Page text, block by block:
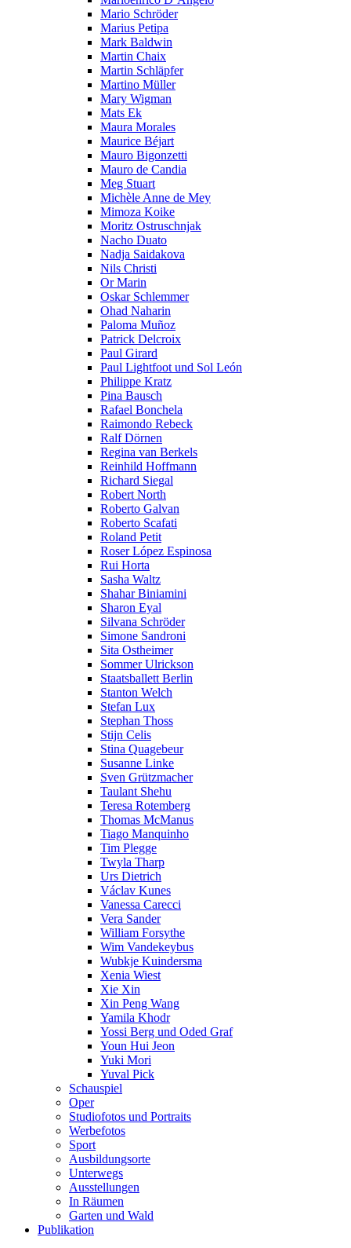
Mario Schröder
Marius Petipa
Mark Baldwin
Martin Chaix
Martin Schläpfer
Martino Müller
Mary Wigman
Mats Ek
Maura Morales
Maurice Béjart
Mauro Bigonzetti
Mauro de Candia
Meg Stuart
Michèle Anne de Mey
Mimoza Koike
Moritz Ostruschnjak
Nacho Duato
Nadja Saidakova
Nils Christi
Or Marin
Oskar Schlemmer
Ohad Naharin
Paloma Muñoz
Patrick Delcroix
Paul Girard
Paul Lightfoot und Sol León
Philippe Kratz
Pina Bausch
Rafael Bonchela
Raimondo Rebeck
Ralf Dörnen
Regina van Berkels
Reinhild Hoffmann
Richard Siegal
Robert North
Roberto Galvan
Roberto Scafati
Roland Petit
Roser López Espinosa
Rui Horta
Sasha Waltz
Shahar Biniamini
Sharon Eyal
Silvana Schröder
Simone Sandroni
Sita Ostheimer
Sommer Ulrickson
Staatsballett Berlin
Stanton Welch
Stefan Lux
Stephan Thoss
Stijn Celis
Stina Quagebeur
Susanne Linke
Sven Grützmacher
Taulant Shehu
Teresa Rotemberg
Thomas McManus
Tiago Manquinho
Tim Plegge
Twyla Tharp
Urs Dietrich
Václav Kunes
Vanessa Carecci
Vera Sander
William Forsythe
Wim Vandekeybus
Wubkje Kuindersma
Xenia Wiest
Xie Xin
Xin Peng Wang
Yamila Khodr
Yossi Berg und Oded Graf
Youn Hui Jeon
Yuki Mori
Yuval Pick
Schauspiel
Oper
Studiofotos und Portraits
Werbefotos
Sport
Ausbildungsorte
Unterwegs
Ausstellungen
In Räumen
Garten und Wald
Publikation